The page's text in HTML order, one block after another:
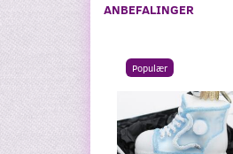
ANBEFALINGER
Populær